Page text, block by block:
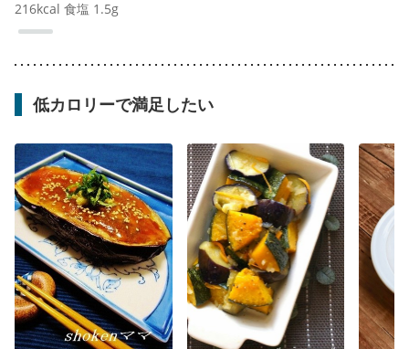
216kcal 食塩 1.5g
低カロリーで満足したい